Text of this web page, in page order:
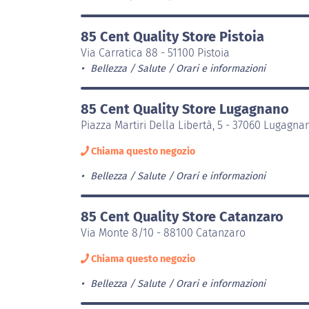
85 Cent Quality Store Pistoia
Via Carratica 88 - 51100 Pistoia
Bellezza / Salute Orari e informazioni
85 Cent Quality Store Lugagnano
Piazza Martiri Della Libertà, 5 - 37060
Chiama questo negozio
Bellezza / Salute Orari e informazioni
85 Cent Quality Store Catanzaro
Via Monte 8/10 - 88100 Catanzaro
Chiama questo negozio
Bellezza / Salute Orari e informazioni